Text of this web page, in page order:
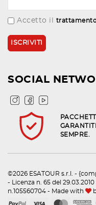
Accetto il
SOCIAL
SEMPRE.
©2026 ESATOUR s.r.l. -
- Licenza n. 65 del
n.105560704 - Made with